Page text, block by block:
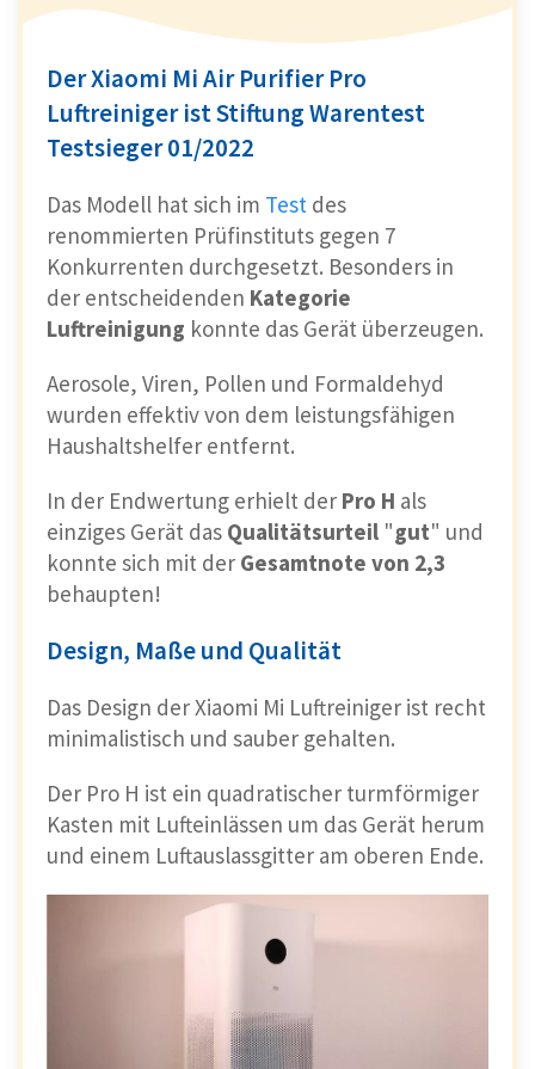
Der Xiaomi Mi Air Purifier Pro
Luftreiniger ist Stiftung Warentest
Testsieger 01/2022
Das Modell hat sich im Test des
renommierten Prüfinstituts gegen 7
Konkurrenten durchgesetzt. Besonders in
der entscheidenden Kategorie
Luftreinigung konnte das Gerät überzeugen.
Aerosole, Viren, Pollen und Formaldehyd
wurden effektiv von dem leistungsfähigen
Haushaltshelfer entfernt.
In der Endwertung erhielt der Pro H als
einziges Gerät das Qualitätsurteil "gut" und
konnte sich mit der Gesamtnote von 2,3
behaupten!
Design, Maße und Qualität
Das Design der Xiaomi Mi Luftreiniger ist recht
minimalistisch und sauber gehalten.
Der Pro H ist ein quadratischer turmförmiger
Kasten mit Lufteinlässen um das Gerät herum
und einem Luftauslassgitter am oberen Ende.